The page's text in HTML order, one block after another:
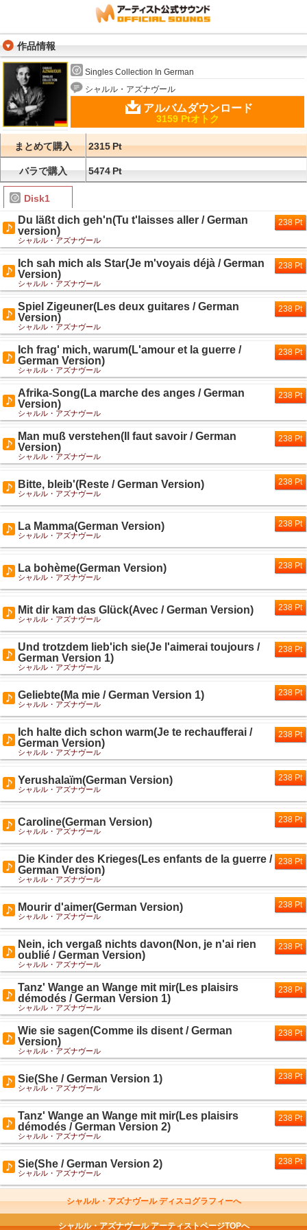
作品情報
Singles Collection In German
シャルル・アズナヴール
アルバムダウンロード
3159 Ptオトク
まとめて購入 2315Pt
バラで購入 5474Pt
Disk1
Du läßt dich geh'n(Tu t'laisses aller / German
version)
シャルル・アズナヴール
238 Pt
Ich sah mich als Star(Je m'voyais déjà / German
Version)
シャルル・アズナヴール
238 Pt
Spiel Zigeuner(Les deux guitares / German
Version)
シャルル・アズナヴール
238 Pt
Ich frag' mich, warum(L'amour et la guerre /
German Version)
シャルル・アズナヴール
238 Pt
Afrika-Song(La marche des anges / German
Version)
シャルル・アズナヴール
238 Pt
Man muß verstehen(Il faut savoir / German
Version)
シャルル・アズナヴール
238 Pt
Bitte, bleib'(Reste / German Version)
シャルル・アズナヴール
238 Pt
La Mamma(German Version)
シャルル・アズナヴール
238 Pt
La bohème(German Version)
シャルル・アズナヴール
238 Pt
Mit dir kam das Glück(Avec / German Version)
シャルル・アズナヴール
238 Pt
Und trotzdem lieb'ich sie(Je l'aimerai toujours /
German Version 1)
シャルル・アズナヴール
238 Pt
Geliebte(Ma mie / German Version 1)
シャルル・アズナヴール
238 Pt
Ich halte dich schon warm(Je te rechaufferai /
German Version)
シャルル・アズナヴール
238 Pt
Yerushalaïm(German Version)
シャルル・アズナヴール
238 Pt
Caroline(German Version)
シャルル・アズナヴール
238 Pt
Die Kinder des Krieges(Les enfants de la guerre /
German Version)
シャルル・アズナヴール
238 Pt
Mourir d'aimer(German Version)
シャルル・アズナヴール
238 Pt
Nein, ich vergaß nichts davon(Non, je n'ai rien
oublié / German Version)
シャルル・アズナヴール
238 Pt
Tanz' Wange an Wange mit mir(Les plaisirs
démodés / German Version 1)
シャルル・アズナヴール
238 Pt
Wie sie sagen(Comme ils disent / German
Version)
シャルル・アズナヴール
238 Pt
Sie(She / German Version 1)
シャルル・アズナヴール
238 Pt
Tanz' Wange an Wange mit mir(Les plaisirs
démodés / German Version 2)
シャルル・アズナヴール
238 Pt
Sie(She / German Version 2)
シャルル・アズナヴール
238 Pt
シャルル・アズナヴール ディスコグラフィーへ
シャルル・アズナヴール アーティストページTOPへ